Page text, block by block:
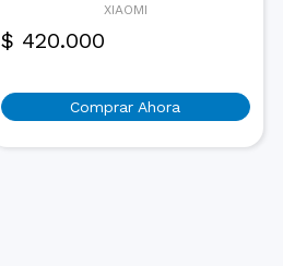
XIAOMI
$ 420.000
Comprar Ahora